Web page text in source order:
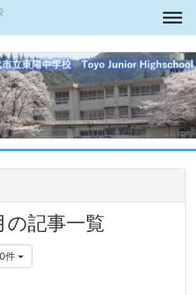
記事一覧
件